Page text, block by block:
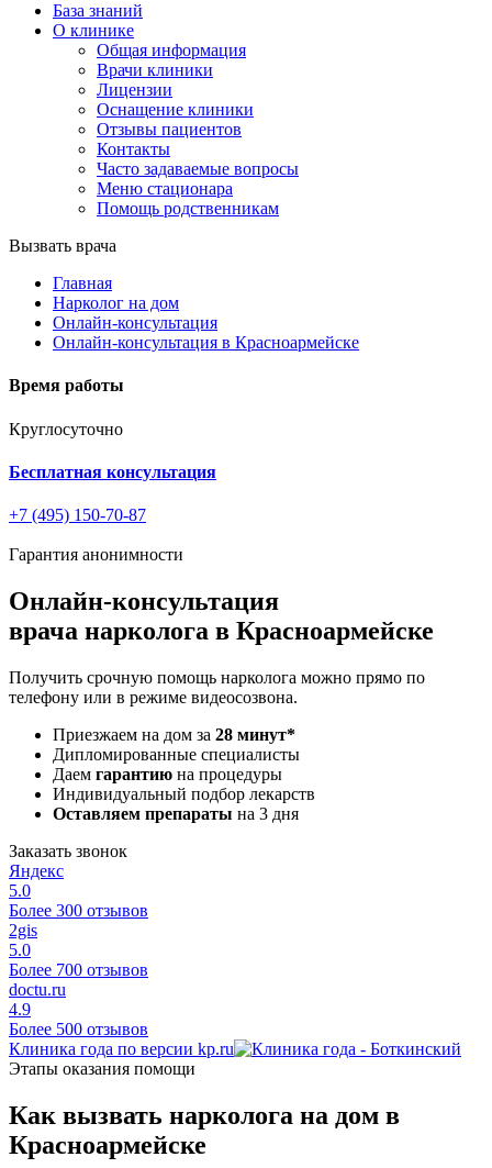
База знаний
О клинике
Общая информация
Врачи клиники
Лицензии
Оснащение клиники
Отзывы пациентов
Контакты
Часто задаваемые вопросы
Меню стационара
Помощь родственникам
Вызвать врача
Главная
Нарколог на дом
Онлайн-консультация
Онлайн-консультация в Красноармейске
Время работы
Круглосуточно
Бесплатная консультация
+7 (495) 150-70-87
Гарантия анонимности
Онлайн-консультация
врача нарколога в Красноармейске
Получить срочную помощь нарколога можно прямо по
телефону или в режиме видеосозвона.
Приезжаем на дом за 28 минут*
Дипломированные специалисты
Даем гарантию на процедуры
Индивидуальный подбор лекарств
Оставляем препараты на 3 дня
Заказать звонок
Яндекс
5.0
Более 300 отзывов
2gis
5.0
Более 700 отзывов
doctu.ru
4.9
Более 500 отзывов
Клиника года по версии kp.ru
Этапы оказания помощи
Как вызвать нарколога на дом в
Красноармейске